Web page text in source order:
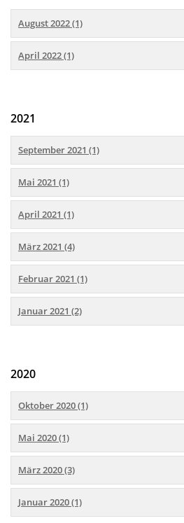
August 2022 (1)
April 2022 (1)
2021
September 2021 (1)
Mai 2021 (1)
April 2021 (1)
März 2021 (4)
Februar 2021 (1)
Januar 2021 (2)
2020
Oktober 2020 (1)
Mai 2020 (1)
März 2020 (3)
Januar 2020 (1)